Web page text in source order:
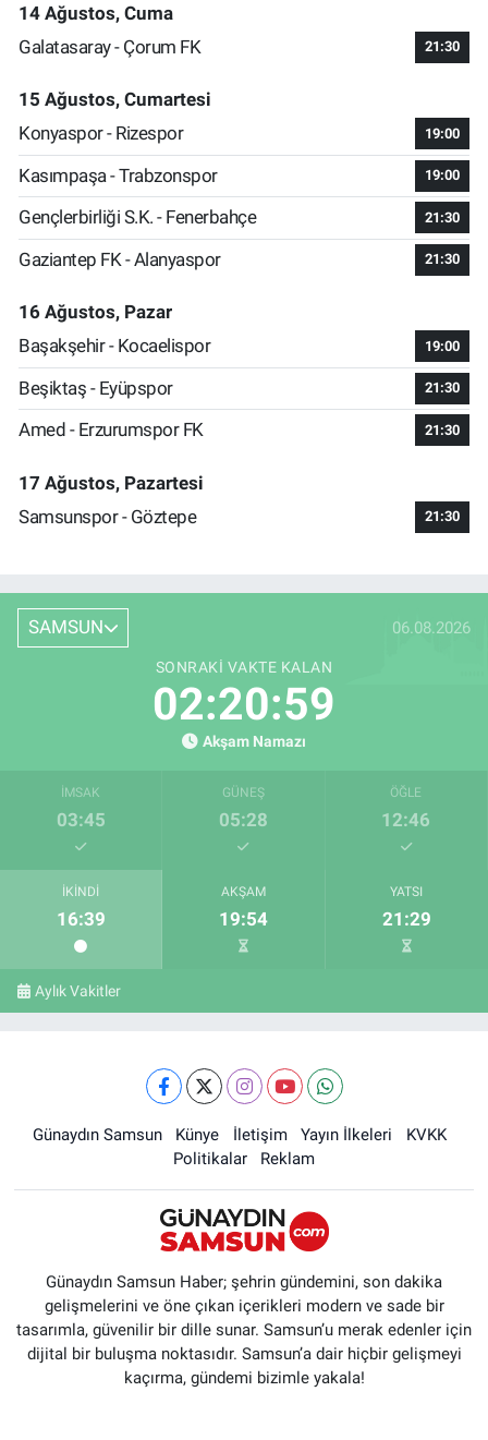
14 Ağustos, Cuma
Galatasaray - Çorum FK
21:30
15 Ağustos, Cumartesi
Konyaspor - Rizespor
19:00
Kasımpaşa - Trabzonspor 19:00
Gençlerbirliği S.K. - Fenerbahçe 21:30
Gaziantep FK - Alanyaspor 21:30
16 Ağustos, Pazar
Başakşehir - Kocaelispor
19:00
Beşiktaş - Eyüpspor 21:30
Amed - Erzurumspor FK 21:30
17 Ağustos, Pazartesi
Samsunspor - Göztepe
21:30
SAMSUN 06.08.2026
SONRAKI VAKTE KALAN
02:20:58
Akşam Namazı
İMSAK
03:45
GÜNEŞ
05:28
ÖĞLE
12:46
İKINDI
16:39
AKŞAM
19:54
YATSI
21:29
Aylık Vakitler
Günaydın Samsun Künye İletişim Yayın İlkeleri
KVKK
Politikalar
Reklam
Günaydın Samsun Haber; şehrin gündemini, son dakika
gelişmelerini ve öne çıkan içerikleri modern ve sade bir
tasarımla, güvenilir bir dille sunar. Samsun’u merak edenler için
dijital bir buluşma noktasıdır. Samsun’a dair hiçbir gelişmeyi
kaçırma, gündemi bizimle yakala!